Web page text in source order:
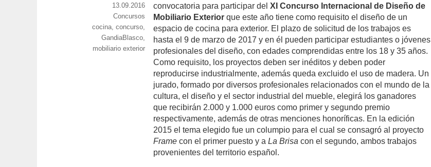
convocatoria para participar delXI Concurso Internacional de Diseño de
Mobiliario Exterior que este año tiene como requisito el diseño de un
espacio de cocina para exterior. El plazo de solicitud de los trabajos es
hasta el 9 de marzo de 2017 y en él pueden participar estudiantes o jóvenes
profesionales del diseño, con edades comprendidas entre los 18 y 35 años.
Como requisito, los proyectos deben ser inéditos y deben poder
reproducirse industrialmente, además queda excluido el uso de madera. Un
jurado, formado por diversos profesionales relacionados con el mundo de la
cultura, el diseño y el sector industrial del mueble, elegirá los ganadores
que recibirán 2.000 y 1.000 euros como primer y segundo premio
respectivamente, además de otras menciones honoríficas. En la edición
2015 el tema elegido fue un columpio para el cual se consagró al proyecto
Frame con el primer puesto y aLa Brisa con el segundo, ambos trabajos
provenientes del territorio español.
castresana/Publicado
el
13.09.2016
Categorías
Concursos
Etiquetas
cocina,concurso,
GandiaBlasco,
mobiliario exterior